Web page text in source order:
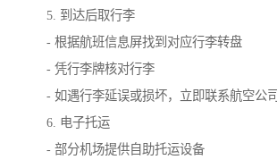
5. 到达后取行李
- 根据航班信息屏找到对应行李转盘
- 凭行李牌核对行李
- 如遇行李延误或损坏，立即联系航空公司
6. 电子托运
- 部分机场提供自助托运设备